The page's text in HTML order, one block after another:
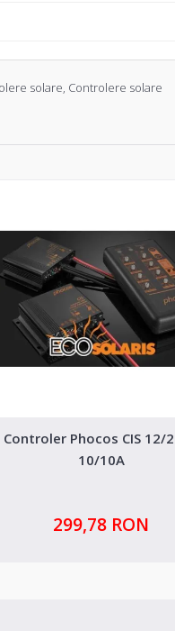
solare, Controlere solare
Controler Phocos CIS 12/
10/10A
299,78 RON